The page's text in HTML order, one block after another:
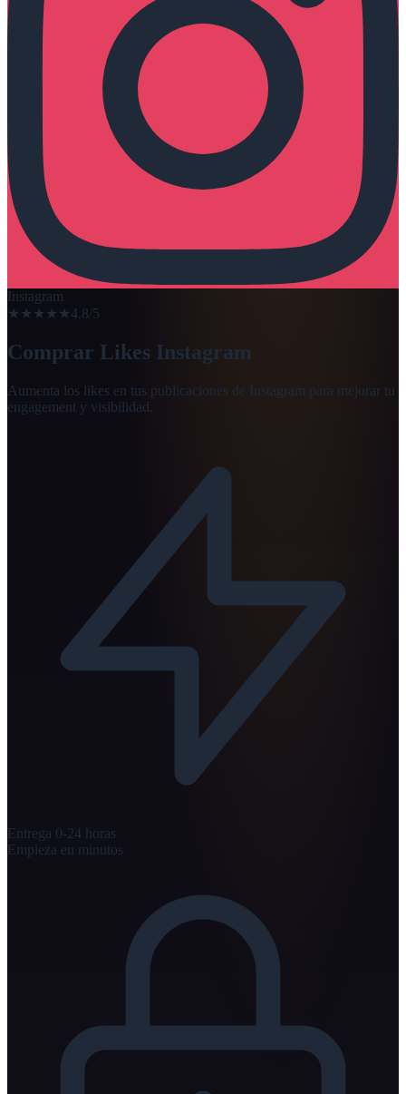
Instagram
★★★★★4.8/5
Comprar Likes Instagram
Aumenta los likes en tus publicaciones de Instagram para mejorar tu
engagement y visibilidad.
Entrega 0-24 horas
Empieza en minutos